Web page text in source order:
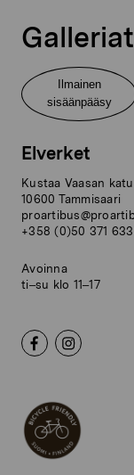
Galleriat
Ilmainen
sisäänpääsy
Elverket
Kustaa Vaasan katu
10600 Tammisaari
+358 (0)50 371
Avoinna
ti–su klo 11–17